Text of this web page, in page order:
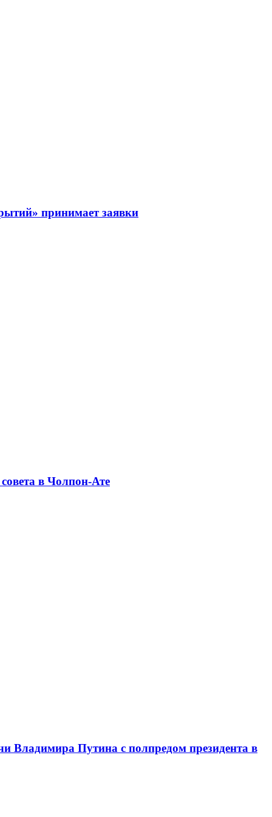
принимает заявки
в Чолпон-Ате
Владимира Путина с полпредом президента в